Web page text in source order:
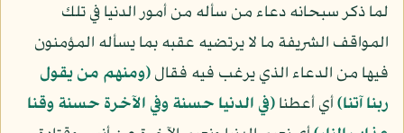
لما ذكر سبحانه دعاء من سأله من أمور الدنيا في تلك
المواقف الشريفة ما لا يرتضيه عقبه بما يسأله المؤمنون
فيها من الدعاء الذي يرغب فيه فقال﴿ومنهم من يقول
ربنا آتنا﴾أي أعطنا﴿في الدنيا حسنة وفي الآخرة حسنة وقنا